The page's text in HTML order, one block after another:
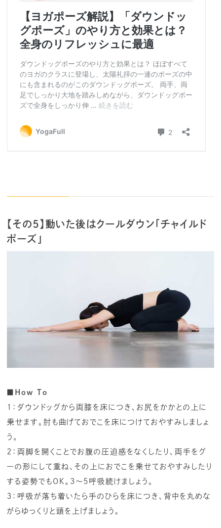
【その5】動いた後はクールダウン「チャイルド
ポーズ」
■How To
１：ダウンドッグから両膝を床につき、お尻をかかとの上に
乗せます。肘も曲げておでこを床につけておやすみしましょ
う。
２：両脚を開くことでお腹の圧迫感をなくしたり、両手をグ
ーの形にして重ね、その上におでこを乗せておやすみしたり
する姿勢でもOK。3～5呼吸続けましょう。
３：呼吸が落ち着いたら手のひらを床につき、背中を丸めな
がらゆっくりと頭を上げましょう。